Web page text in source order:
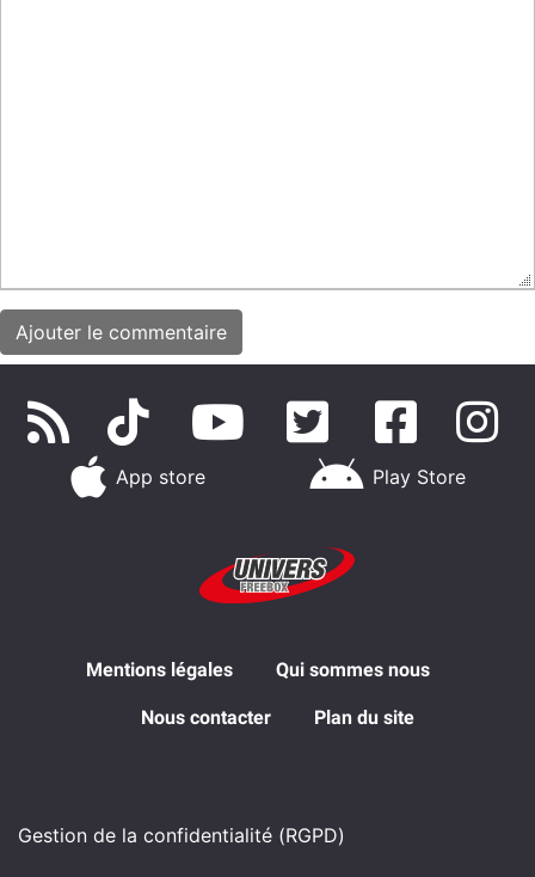
App store Play Store
Mentions légales Qui sommes nous
Nous contacter Plan du site
Gestion de la confidentialité (RGPD)